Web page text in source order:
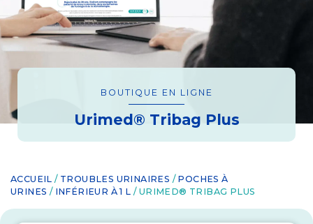
BOUTIQUE EN LIGNE
Urimed® Tribag Plus
ACCUEIL / TROUBLES URINAIRES / POCHES À
URINES / INFÉRIEUR À 1 L / URIMED® TRIBAG PLUS